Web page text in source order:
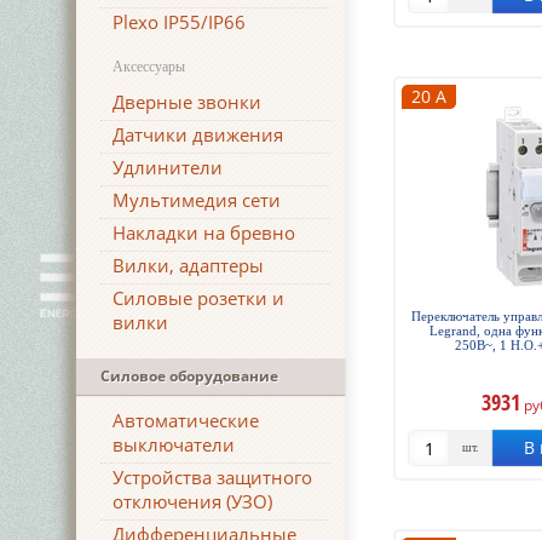
Plexo IP55/IP66
Аксессуары
Дверные звонки
Датчики движения
Удлинители
Мультимедия сети
Накладки на бревно
Вилки, адаптеры
Силовые розетки и
вилки
Силовое оборудование
Автоматические
выключатели
Устройства защитного
отключения (УЗО)
Дифференциальные
20 А
Переключатель
Legrand, одна
250В~, 1
3931
шт. В